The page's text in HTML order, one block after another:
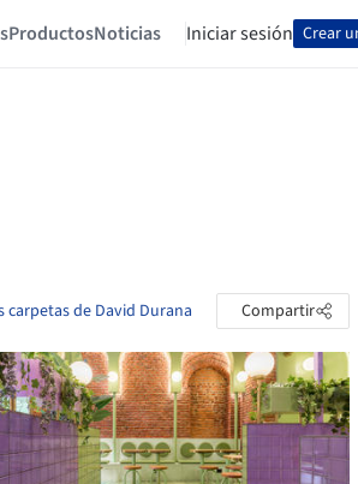
ProductosNoticias Iniciar sesión Crear
carpetas de David Durana Compartir